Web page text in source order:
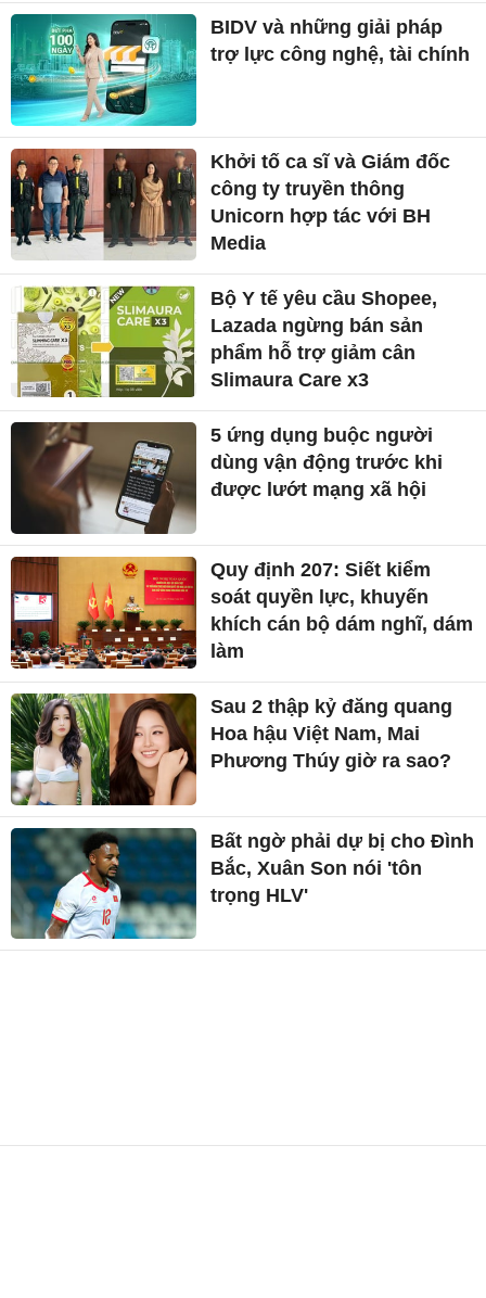
BIDV và những giải pháp
trợ lực công nghệ, tài chính
Khởi tố ca sĩ và Giám đốc
công ty truyền thông
Unicorn hợp tác với BH
Media
Bộ Y tế yêu cầu Shopee,
Lazada ngừng bán sản
phẩm hỗ trợ giảm cân
Slimaura Care x3
5 ứng dụng buộc người
dùng vận động trước khi
được lướt mạng xã hội
Quy định 207: Siết kiểm
soát quyền lực, khuyến
khích cán bộ dám nghĩ, dám
làm
Sau 2 thập kỷ đăng quang
Hoa hậu Việt Nam, Mai
Phương Thúy giờ ra sao?
Bất ngờ phải dự bị cho Đình
Bắc, Xuân Son nói 'tôn
trọng HLV'